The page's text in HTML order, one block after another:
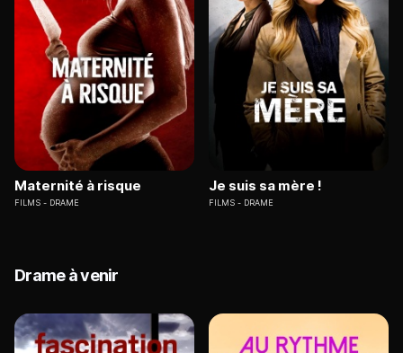
Maternité à risque
FILMS DRAME
Je suis sa mère !
FILMS DRAME
Drame à venir